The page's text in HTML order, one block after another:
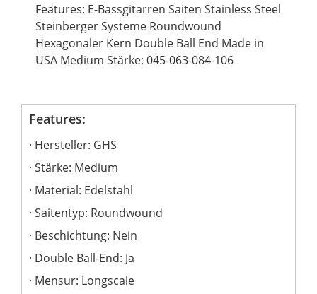
Features: E-Bassgitarren Saiten Stainless Steel
Steinberger Systeme Roundwound
Hexagonaler Kern Double Ball End Made in
USA Medium Stärke: 045-063-084-106
Features:
Hersteller: GHS
Stärke: Medium
Material: Edelstahl
Saitentyp: Roundwound
Beschichtung: Nein
Double Ball-End: Ja
Mensur: Longscale